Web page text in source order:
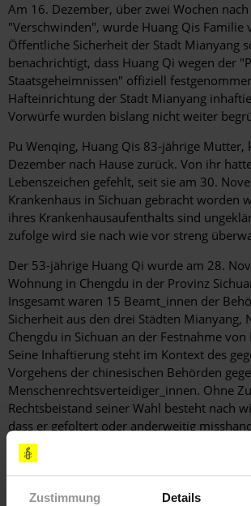
Zustimmung Details
Am 16. Dezember, über zwei Wochen
"Verschwinden", wurde Huang Qis Familie
Öffentliche Sicherheit der Stadt Mianyang
benachrichtigt, dass Huang Qi wegen der
Staatsgeheimnissen" offiziell
Hafteinrichtung der Stadt Mianyang
Vorwürfe wurden bislang nicht weiter
Pu Wenqing, Huang Qis 83-jährige Mutter,
Dezember nach Hause zurück. Von ihr
Lebenszeichen gefehlt, seit sie am 30.
Krankenhaus in Sichuan gebracht worden
ihres Krankenhausaufenthalts sind
zufolge wird sie nach wie vor streng
Der 53-jährige Huang Qi wurde am 28.
Wohnung in Chengdu in der Provinz
Insgesamt waren 15 Beamt_innen der
Sicherheit aus den drei Städten Mianyang,
Chengdu in Sichuan an der Festnahme
Seine Inhaftierung steht im Kontext des
Vorgehens der chinesischen Behörden
Menschenrechtsverteidiger_innen. Ohne
Rechtsbeistand seiner Wahl besteht nach
dass er gefoltert oder anderweitig
Grund zur Sorge bereitet der
Qi, da er an akuter Nephritis, einer
und täglich Medikamente einnehmen